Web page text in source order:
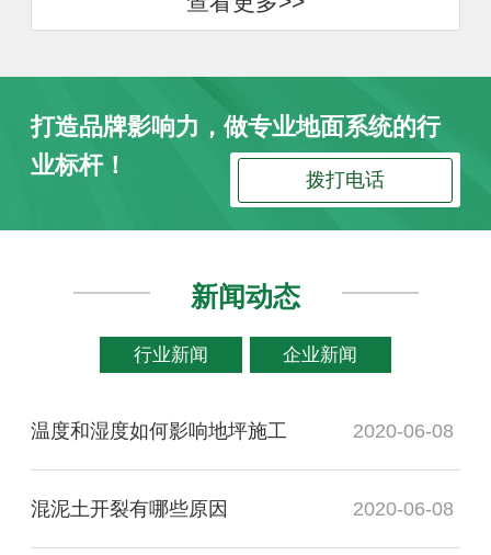
打造品牌影响力，做专业地面系统的行
业标杆！
拨打电话
新闻动态
行业新闻 企业新闻
温度和湿度如何影响地坪施工 2020-06-08
混泥土开裂有哪些原因 2020-06-08